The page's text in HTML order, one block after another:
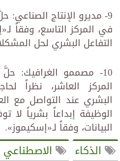
9- مديرو الإنتاج الصناعي:
في المركز التاسع، وفقاً
التفاعل البشري لحل
10- مصممو الغرافيك:
المركز العاشر، نظراً
البشري عند التواصل مع
الوظيفة إبداعاً بشرياً لا
البيانات، وفقاً لـ«إسكيموز».
الذكاء الاصطناعي